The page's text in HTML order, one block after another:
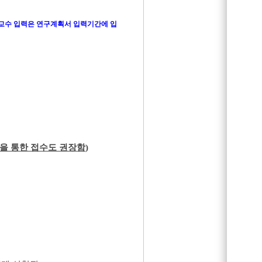
수 입력은 연구계획서 입력기간에 입
통한 접수도 권장함)